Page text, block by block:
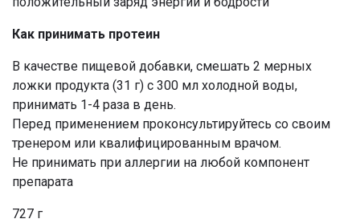
Как принимать протеин
В качестве пищевой добавки, смешать 2 мерных
ложки продукта (31 г) с 300 мл холодной воды,
принимать 1-4 раза в день.
Перед применением проконсультируйтесь со своим
тренером или квалифицированным врачом.
Не принимать при аллергии на любой компонент
препарата
727 г